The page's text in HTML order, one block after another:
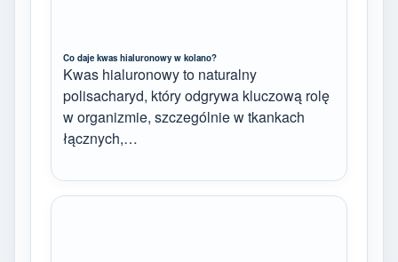
Co daje kwas hialuronowy w kolano?
Kwas hialuronowy to naturalny
polisacharyd, który odgrywa kluczową rolę
w organizmie, szczególnie w tkankach
łącznych,…